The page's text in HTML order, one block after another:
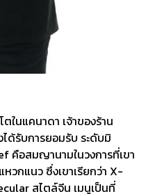
ในแคนาดา เจ้าของร้าน
ด้รับการยอมรับ ระดับมิ
คือสมญานามในวงการที่เขา
วกแนว ซึ่งเขาเรียกว่า X-
สไตล์จีน เมนูเป็นที่